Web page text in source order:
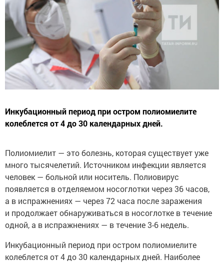
Инкубационный период при остром полиомиелите
колеблется от 4 до 30 календарных дней.
Полиомиелит — это болезнь, которая существует уже
много тысячелетий. Источником инфекции является
человек — больной или носитель. Полиовирус
появляется в отделяемом носоглотки через 36 часов,
а в испражнениях — через 72 часа после заражения
и продолжает обнаруживаться в носоглотке в течение
одной, а в испражнениях — в течение 3-6 недель.
Инкубационный период при остром полиомиелите
колеблется от 4 до 30 календарных дней. Наиболее